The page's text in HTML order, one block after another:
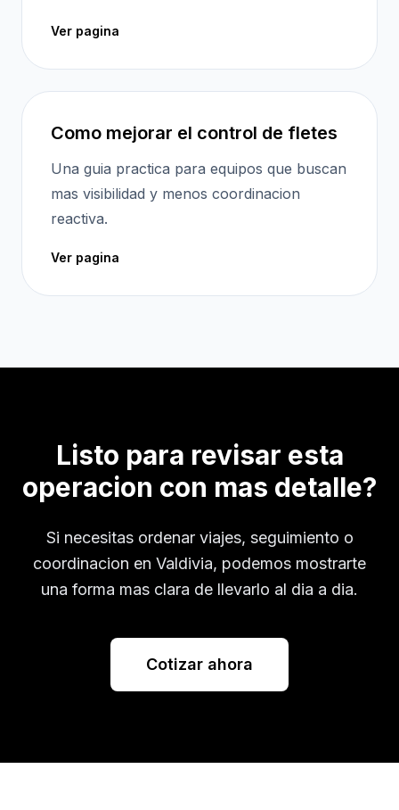
Ver pagina
Como mejorar el control de fletes
Una guia practica para equipos que buscan
mas visibilidad y menos coordinacion
reactiva.
Ver pagina
Listo para revisar esta
operacion con mas detalle?
Si necesitas ordenar viajes, seguimiento o
coordinacion en Valdivia, podemos mostrarte
una forma mas clara de llevarlo al dia a dia.
Cotizar ahora